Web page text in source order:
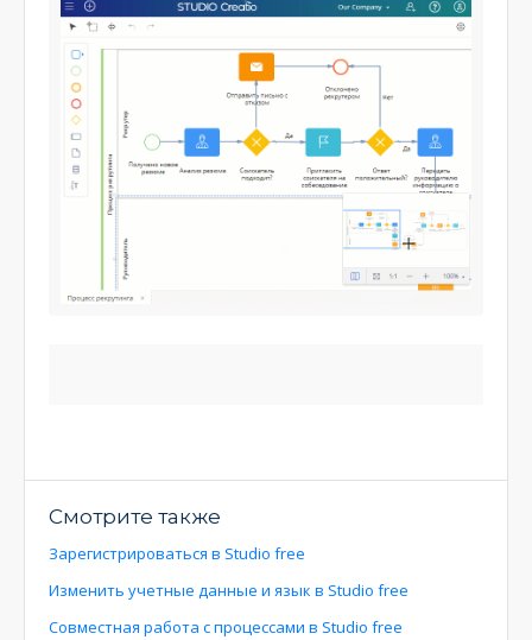
Смотрите также
Зарегистрироваться в Studio free
Изменить учетные данные и язык в Studio free
Совместная работа с процессами в Studio free